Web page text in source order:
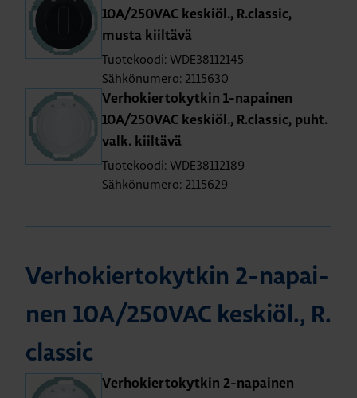
10A/250­VAC kes­kiöl., R.​classic,
musta kiil­tä­vä
Tuotekoodi: WDE38112145
Sähkönumero: 2115630
Ver­ho­kier­to­kyt­kin 1-na­pai­nen
10A/250­VAC kes­kiöl., R.​classic, puht.​
valk. kiil­tä­vä
Tuotekoodi: WDE38112189
Sähkönumero: 2115629
Ver­ho­kier­to­kyt­kin 2-na­pai­
nen 10A/250­VAC kes­kiöl., R.​
classic
Ver­ho­kier­to­kyt­kin 2-na­pai­nen